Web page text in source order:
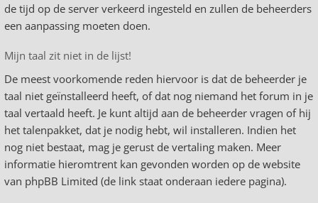
de tijd op de server verkeerd ingesteld en zullen de beheerders
een aanpassing moeten doen.
Mijn taal zit niet in de lijst!
De meest voorkomende reden hiervoor is dat de beheerder je
taal niet geïnstalleerd heeft, of dat nog niemand het forum in je
taal vertaald heeft. Je kunt altijd aan de beheerder vragen of hij
het talenpakket, dat je nodig hebt, wil installeren. Indien het
nog niet bestaat, mag je gerust de vertaling maken. Meer
informatie hieromtrent kan gevonden worden op de website
van phpBB Limited (de link staat onderaan iedere pagina).